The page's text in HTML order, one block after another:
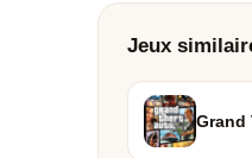
Jeux
Grand